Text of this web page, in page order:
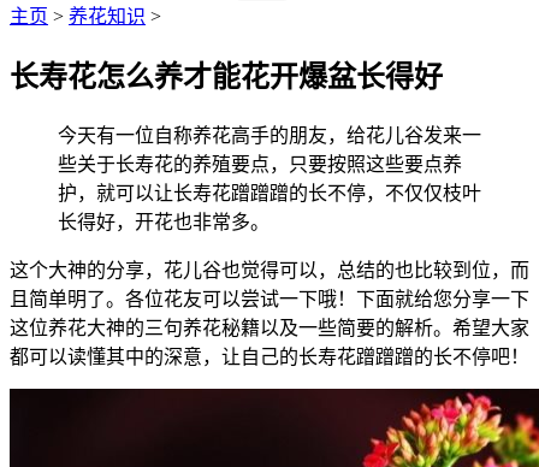
主页 > 养花知识 >
长寿花怎么养才能花开爆盆长得好
今天有一位自称养花高手的朋友，给花儿谷发来一
些关于长寿花的养殖要点，只要按照这些要点养
护，就可以让长寿花蹭蹭蹭的长不停，不仅仅枝叶
长得好，开花也非常多。
这个大神的分享，花儿谷也觉得可以，总结的也比较到位，而
且简单明了。各位花友可以尝试一下哦！下面就给您分享一下
这位养花大神的三句养花秘籍以及一些简要的解析。希望大家
都可以读懂其中的深意，让自己的长寿花蹭蹭蹭的长不停吧！